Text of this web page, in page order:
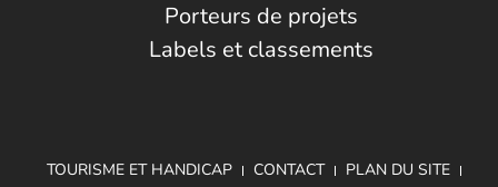
Porteurs de projets
Labels et classements
TOURISME ET HANDICAP CONTACT
PLAN DU SITE